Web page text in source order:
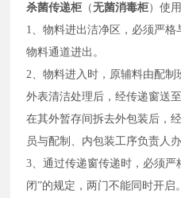
杀菌传递柜 （无菌消毒柜）使
1、物料进出洁净区，必须严
物料通道进出。
2、物料进入时，原辅料由配
外表清洁处理后，经传递窗送
在其外暂存间拆去外包装后，
员与配制、内包装工序负责人
3、通过传递窗传递时，必须
闭”的规定，两门不能同时开启